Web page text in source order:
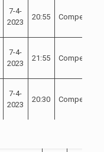
7-4-
2023
20:55 Competitie
7-4-
2023
21:55 Competitie
7-4-
2023
20:30 Competitie